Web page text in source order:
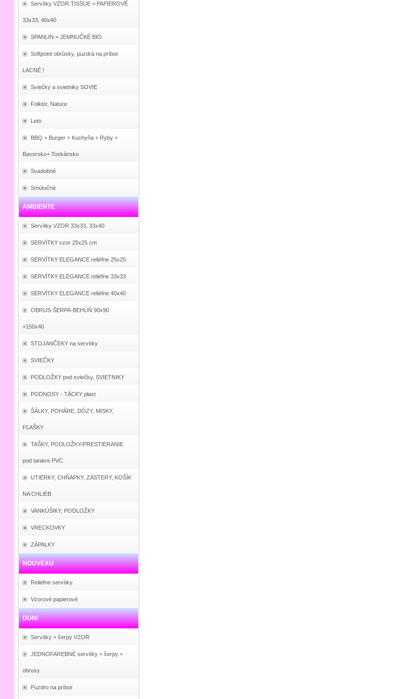
Servítky VZOR TISSUE = PAPIEROVÉ
33x33, 40x40
SPANLIN = JEMNUČKÉ BIO
Softpoint obrúsky, puzdrá na príbor
LACNÉ !
Sviečky a svietniky SOVIE
Folklór, Nature
Leto
BBQ + Burger + Kuchyňa + Ryby +
Bavorsko+ Toskánsko
Svadobné
Smútočné
AMBIENTE
Servítky VZOR 33x33, 33x40
SERVÍTKY vzor 25x25 cm
SERVÍTKY ELEGANCE reliéfne 25x25
SERVÍTKY ELEGANCE reliéfne 33x33
SERVÍTKY ELEGANCE reliéfne 40x40
OBRUS-ŠERPA-BEHÚŇ 90x90
+150x40
STOJANČEKY na servítky
SVIEČKY
PODLOŽKY pod sviečky, SVIETNIKY
PODNOSY - TÁCKY plast
ŠÁLKY, POHÁRE, DÓZY, MISKY,
FĽAŠKY
TAŠKY, PODLOŽKY/PRESTIERANIE
pod taniere PVC
UTIERKY, CHŇAPKY, ZÁSTERY, KOŠÍK
NA CHLIEB
VANKÚŠIKY, PODLOŽKY
VRECKOVKY
ZÁPALKY
NOUVEAU
Reliéfne servítky
Vzorové papierové
DUNI
Servítky + šerpy VZOR
JEDNOFAREBNÉ servítky + šerpy +
obrusy
Puzdro na príbor